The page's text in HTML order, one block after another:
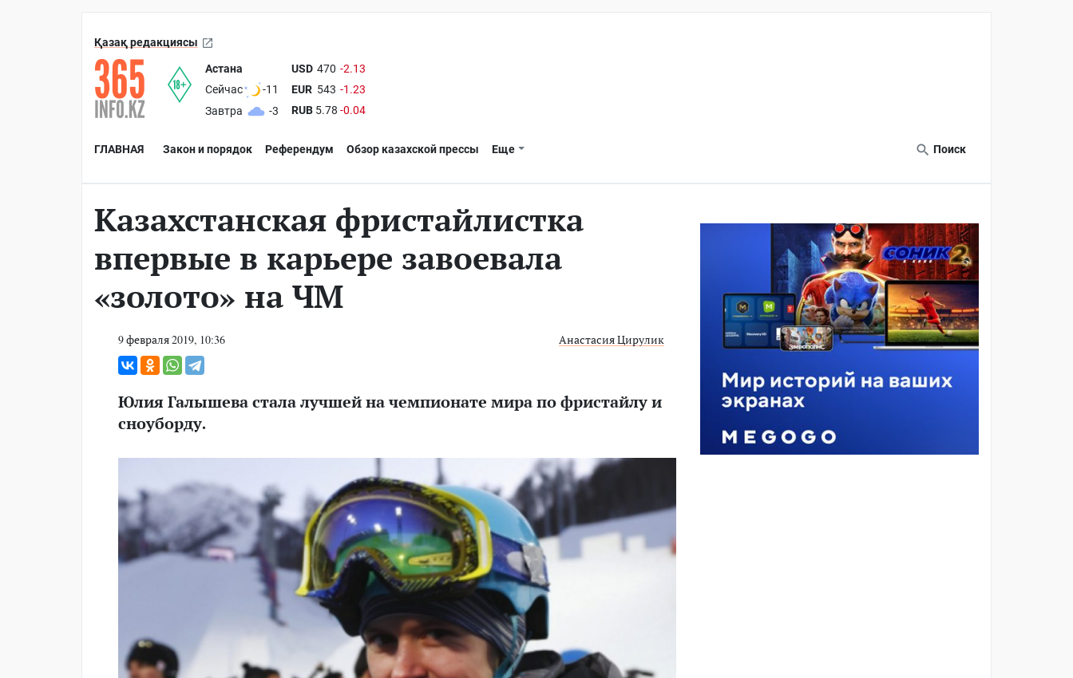
Қазақ редакциясы
Астана
Сейчас
-11
Завтра
-3
USD 470 -2.13
EUR 543 -1.23
RUB 5.78 -0.04
ГЛАВНАЯ Закон и порядок Референдум Обзор казахской прессы Еще Поиск
Казахстанская фристайлистка
впервые в карьере завоевала
«золото» на ЧМ
9 февраля 2019, 10:36 Анастасия Цирулик
Юлия Галышева стала лучшей на чемпионате мира по фристайлу и
сноуборду.